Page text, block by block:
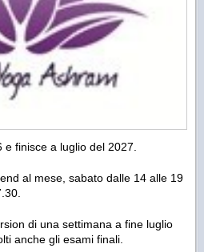
finisce a luglio del 2027.
al mese, sabato dalle 14 alle 19
di una settimana a fine luglio
anche gli esami finali.